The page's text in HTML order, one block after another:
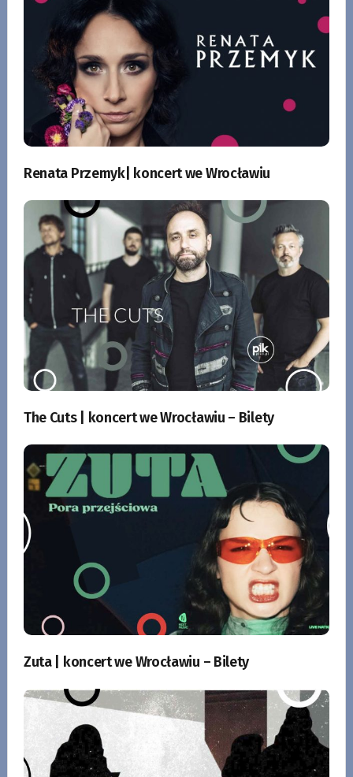
Renata Przemyk| koncert we Wrocławiu
The Cuts | koncert we Wrocławiu – Bilety
Zuta | koncert we Wrocławiu – Bilety